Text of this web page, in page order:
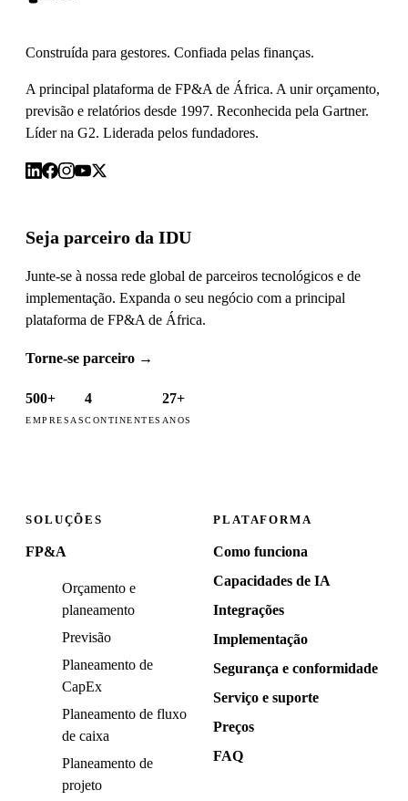
Construída para gestores. Confiada pelas finanças.
A principal plataforma de FP&A de África. A unir orçamento,
previsão e relatórios desde 1997. Reconhecida pela Gartner.
Líder na G2. Liderada pelos fundadores.
Seja parceiro da IDU
Junte-se à nossa rede global de parceiros tecnológicos e de
implementação. Expanda o seu negócio com a principal
plataforma de FP&A de África.
Torne-se parceiro →
500+
EMPRESAS
4
CONTINENTES
27+
ANOS
SOLUÇÕES
FP&A
Orçamento e
planeamento
Previsão
Planeamento de
CapEx
Planeamento de fluxo
de caixa
Planeamento de
projeto
PLATAFORMA
Como funciona
Capacidades de IA
Integrações
Implementação
Segurança e conformidade
Serviço e suporte
Preços
FAQ